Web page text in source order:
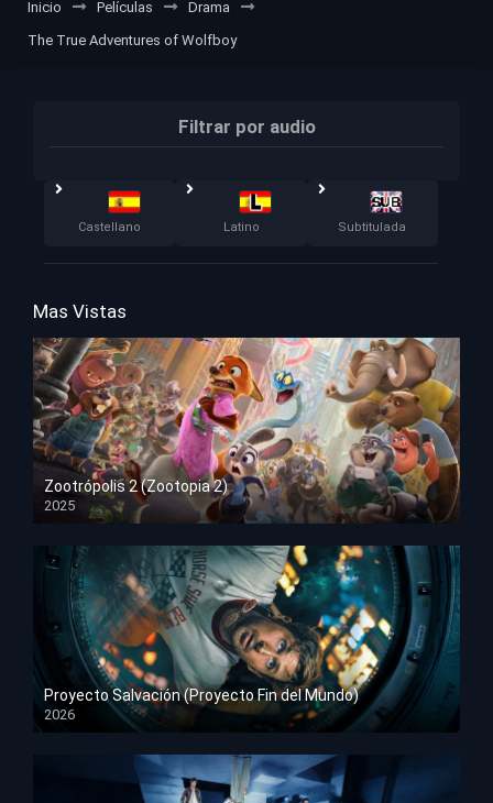
Inicio Películas
Drama
The True Adventures of Wolfboy
Filtrar por audio
Castellano Latino Subtitulada
Mas Vistas
Zootrópolis 2 (Zootopia 2)
2025
HD 1080p
Proyecto Salvación (Proyecto Fin del Mundo)
2026
HD 1080p